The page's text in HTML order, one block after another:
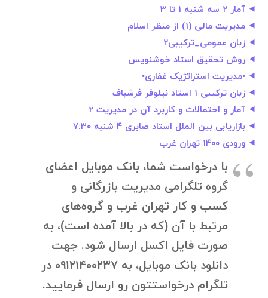
آمار ۲ سه شنبه ۱ تا ۳
مدیریت مالی (1) از منظر اسلام
زبان عمومی_ترکیبی۲
روش تحقیق استاد خوشنویس
•مدیریت استراتژیک غفاری•
زبان ترکیبی ۱ استاد نیلوفر فرشباف
آمار و احتمالات و کاربرد آن در مدیریت 2
بازاریابی بین الملل استاد صابری ۴ شنبه ۷:۳۰
ورودی ۱۴۰۰ تهران غرب
با درخواست شما، بانک موبایل اعضای
گروه تلگرامی مدیریت بازرگانی و
کسب و کار تهران غرب و گروه‌های
مرتبط با آن (که در بالا آمده است)، به
صورت فایل اکسل ارسال شود. جهت
دانلود بانک موبایل، به ۰۹۱۲۱۴۰۰۲۳۷ در
تلگرام درخواستتون رو ارسال فرمایید.